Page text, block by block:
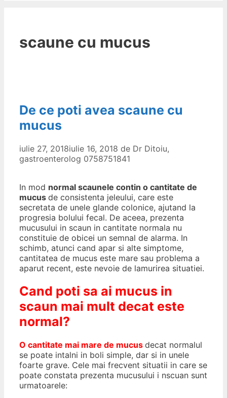
scaune cu mucus
De ce poti avea scaune cu
mucus
iulie 27, 2018iulie 16, 2018 de Dr Ditoiu,
gastroenterolog 0758751841
In mod normal scaunele contin o cantitate de
mucus de consistenta jeleului, care este
secretata de unele glande colonice, ajutand la
progresia bolului fecal. De aceea, prezenta
mucusului in scaun in cantitate normala nu
constituie de obicei un semnal de alarma. In
schimb, atunci cand apar si alte simptome,
cantitatea de mucus este mare sau problema a
aparut recent, este nevoie de lamurirea situatiei.
Cand poti sa ai mucus in
scaun mai mult decat este
normal?
O cantitate mai mare de mucus decat normalul
se poate intalni in boli simple, dar si in unele
foarte grave. Cele mai frecvent situatii in care se
poate constata prezenta mucusului i nscuan sunt
urmatoarele: